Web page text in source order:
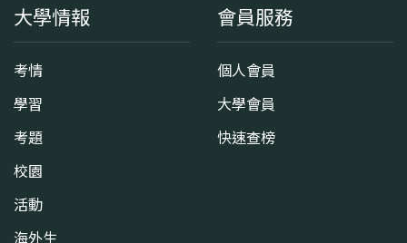
大學情報
考情
學習
考題
校園
活動
海外生
會員服務
個人會員
大學會員
快速查榜